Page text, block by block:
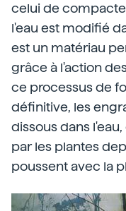
celui de
l'eau est modifié
est un matériau
grâce à l'action
ce processus de
définitive, les
dissous dans
par les plantes
poussent avec la